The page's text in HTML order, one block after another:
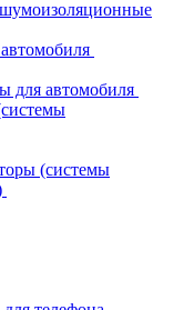
для автомобиля
(системы